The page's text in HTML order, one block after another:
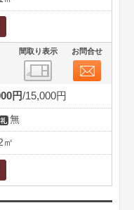
間取り表示 お問合せ
円 15,000円
無
㎡